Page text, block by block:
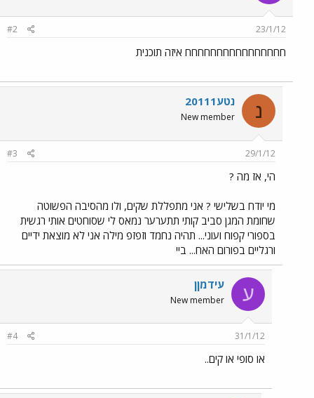
23/1/12
#2
חחחחחחחחחחחחחחחח איזה תוכנית
נ נטע20111
New member
29/1/12
#3
הי, אז מה ?
מי יודח בשלישי ? אני מתפללת שקים, ולו מהסיבה הפשוטה
שחומת המגן סביב קותי תתערער נמאס לי שסוחטים אותי רגשית
בספורי קפוח ועוני... תהיה נחמד וזפזפ מילה אני לא מוצאת ידיים
ורגליים בפורום האח... ביי
ע עידמןן
New member
31/1/12
#4
או סופי או קים..